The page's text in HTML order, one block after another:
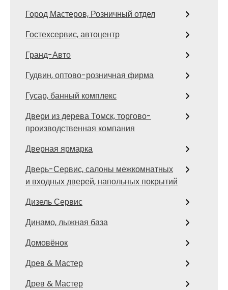
Город Мастеров, Розничный отдел
Гостехсервис, автоцентр
Гранд-Авто
Гудвин, оптово-розничная фирма
Гусар, банный комплекс
Двери из дерева Томск, торгово-
производственная компания
Дверная ярмарка
Дверь-Сервис, салоны межкомнатных
и входных дверей, напольных покрытий
Дизель Сервис
Динамо, лыжная база
Домовёнок
Древ & Мастер
Древ & Мастер